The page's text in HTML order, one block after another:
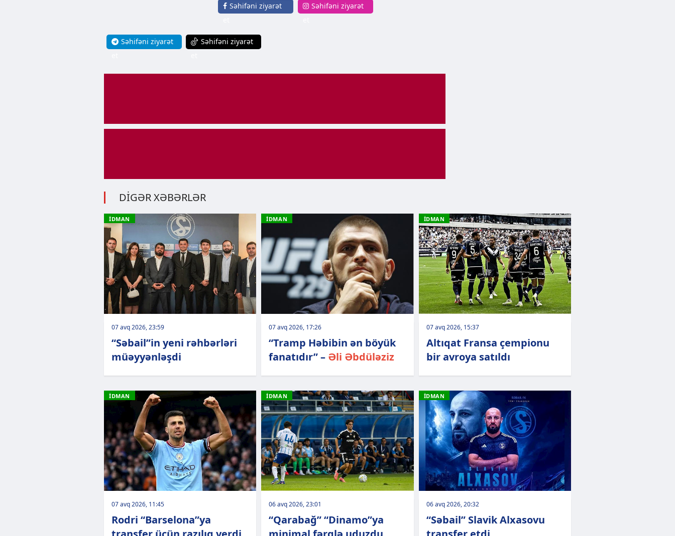
Səhifəni ziyarət
Səhifəni ziyarət
Səhifəni ziyarət
Səhifəni ziyarət
DİGƏR XƏBƏRLƏR
İDMAN
07 avq 2026, 23:59
“Səbail”in yeni rəhbərləri
müəyyənləşdi
İDMAN
07 avq 2026, 17:26
“Tramp Həbibin ən böyük
fanatıdır” – Əli Əbdüləziz
İDMAN
07 avq 2026, 15:37
Altıqat Fransa çempionu
bir avroya satıldı
İDMAN
07 avq 2026, 11:45
Rodri “Barselona”ya
İDMAN
06 avq 2026, 23:01
“Qarabağ” “Dinamo”ya
İDMAN
06 avq 2026, 20:32
“Səbail” Slavik Alxasovu